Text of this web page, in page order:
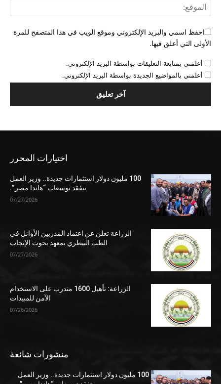
احفظ اسمي والبريد الإلكتروني وموقع الويب في هذا المتصفح للمرة
الأولى التي أعلق فيها.
أعلمني بمتابعة التعليقات بواسطة البريد الإلكتروني.
أعلمني بالمواضيع الجديدة بواسطة البريد الإلكتروني.
اختيارات المحرر
100 مليون دولار استثمارات جديدة.. وزير العمل
يتفقد توسعات “هاندا مصر”.
07/27/2026
الزراعة تعلن عن اعتماد المدربين الأوائل في
الطب البيطري بمعهد بحوث الإنجاب
07/27/2026
الزراعة: تأهيل 1600 متدرب على الاستخدام
الآمن للمبيدات
07/26/2026
منشورات شائعة
100 مليون دولار استثمارات جديدة.. وزير العمل